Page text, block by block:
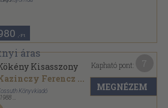
,-Ft
Kisasszony
Ferencz ...
Könyvkiadó
1988
kemény papírkötés
Kapható pont:
MEGNÉZEM